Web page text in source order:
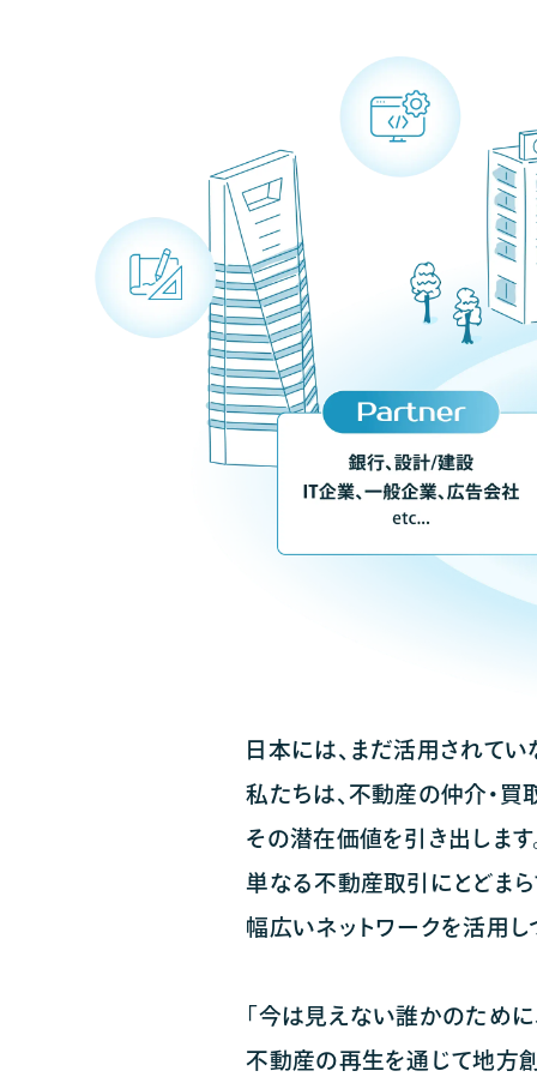
日本には、まだ活用されて
私たちは、不動産の仲介・買
その潜在価値を引き出します
単なる不動産取引にとどまら
幅広いネットワークを活用
「今は見えない誰かのために
不動産の再生を通じて地方